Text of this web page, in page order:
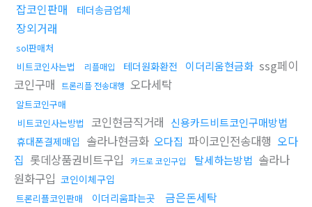
잡코인판매
테더송금업체
장외거래
sol판매처
비트코인사는법
리플매입 테더원화환전 이더리움현금화 ssg페이
코인구매
트론리플 전송대행 오다세탁
알트코인구매
비트코인사는방법
코인현금직거래 신용카드비트코인구매방법
휴대폰결제매입 솔라나현금화 오다집 파이코인전송대행 오다
집 롯데상품권비트구입 카드로 코인구입 탈세하는방법 솔라나
원화구입 코인이체구입
트론리플코인판매 이더리움파는곳
금은돈세탁